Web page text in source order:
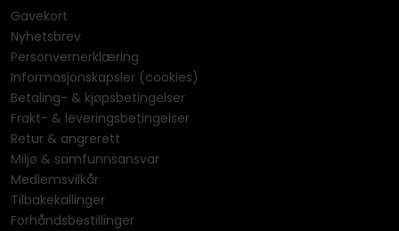
Gavekort
Nyhetsbrev
Personvernerklæring
Informasjonskapsler (cookies)
Betaling- & kjøpsbetingelser
Frakt- & leveringsbetingelser
Retur & angrerett
Miljø & samfunnsansvar
Medlemsvilkår
Tilbakekallinger
Forhåndsbestillinger